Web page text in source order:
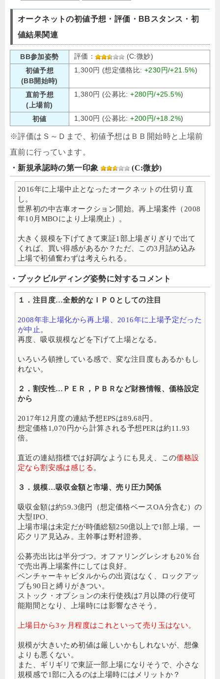
オークネットの初値予想・評価・BBスタンス・初
値結果関連
BB参加姿勢 評価：
(C:微妙)
初値予想
(BB開始時)
1,300円 (想定価格比: +230円/+21.5%)
直前予想
(上場前)
1,380円 (公募比:+280円/+25.5%)
初値 1,300円 (公募比:+200円/+18.2%)
※評価はＳ～Ｄまで、初値予想はＢＢ開始時と上場前
直前に行っています。
・新規承認時の第一印象
(C:微妙)
2016年に上場中止となったオークネットの仕切り直
し。
世界初の中古車オークション開始。再上場案件（2008
年10月MBOにより上場廃止）。
大きく規模を下げてきて東証1部上場ぎりぎりで出て
くれば、買い得感があるか？ただ、この3月詰め込み
上場で初値奮わずは考えられる。
・ブックビルディング姿勢に対するコメント
１．注目度…全般的なＩＰＯとしての注目
2008年非上場化から再上場、2016年に上場予定だった
が中止 。
再度、吸収規模などを下げて上場となる。
いろいろ頓挫している感で、変な注目度もあるかもし
れない。
２．割安性…ＰＥＲ，ＰＢＲなど財務情報、価格設定
から
2017年12月度の連結予想EPSは89.68円。
想定価格1,070円から計算される予想PERは約11.93
倍。
直近の連結指標では好調なようにも見え、この価格設
定なら割安感は感じる 。
３．規模…吸収金額と市場、売り圧力関係
吸収金額は約59.3億円（想定価格ベースOA分含む）の
大型IPO、
上場市場は未定だが時価総額250億以上で1部上場。一
応クリア見込み。主幹事は野村證券。
公募売出比は半分づつ。オファリングレシオも20％台
で売出再上場案件にしては良好。
ベンチャーキャピタルからの出資はなく、ロックアッ
プも90日と縛りがきつい。
ストック・オプションの未行使残は7月以降の行使可
能期間となり、上場時には影響なさそう。
上場日から3ヶ月程度はこれといって売り玉はない。
規模が大きいため初値は厳しいかもしれないが、想像
よりも悪くない。
また、ギリギリで東証一部上場になりそうで、小さな
規模感で1部に入るのは上場時にはメリットか？